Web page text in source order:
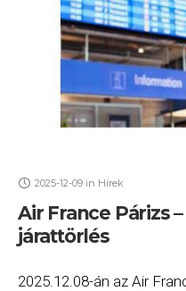
2025-12-09 in Hírek
Air France Párizs
járattörlés
2025.12.08-án az Air